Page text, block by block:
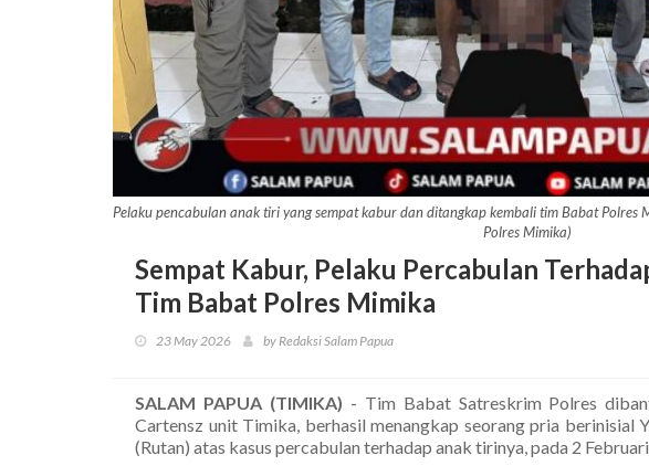
Pelaku pencabulan anak tiri yang sempat kabur dan ditangkap kembali tim Babat
Polres Mimika)
Sempat Kabur, Pelaku Percabulan
Tim Babat Polres Mimika
23 May 2026 by Redaksi Salam Papua
SALAM PAPUA (TIMIKA) - Tim Babat Satreskrim Polres
Cartensz unit Timika, berhasil menangkap seorang pria berinisial
(Rutan) atas kasus percabulan terhadap anak tirinya, pada 2